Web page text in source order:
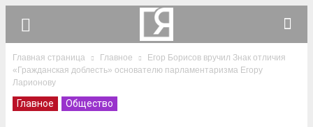
Главная страница Главное
Егор Борисов вручил Знак отличия
«Гражданская доблесть» основателю парламентаризма Егору
Ларионову
Главное Общество